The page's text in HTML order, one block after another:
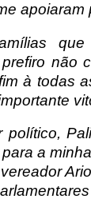
apoiaram
não
à todas
político,
a